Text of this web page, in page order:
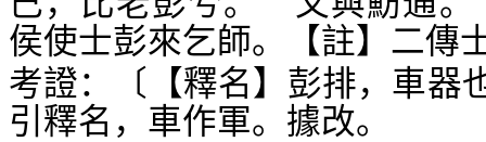
侯使士彭來乞師。【註】二傳
考證：〔【釋名】彭排，車
引釋名，車作軍。據改。